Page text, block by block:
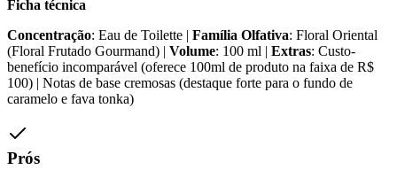
Ficha técnica
Concentração: Eau de Toilette | Família Olfativa: Floral Oriental
(Floral Frutado Gourmand) | Volume: 100 ml | Extras: Custo-
benefício incomparável (oferece 100ml de produto na faixa de R$
100) | Notas de base cremosas (destaque forte para o fundo de
caramelo e fava tonka)
Prós